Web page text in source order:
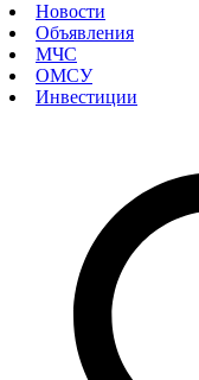
Новости
Объявления
МЧС
ОМСУ
Инвестиции